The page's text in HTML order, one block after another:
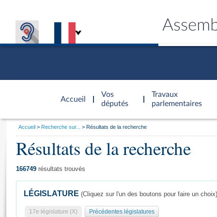
Accueil
d'accueil
Vos
députés
Travaux
parlementaires
Général
Vous
Accueil Recherche sur... Résultats de la recherche
Résultats de la recherche
166749 résultats trouvés
LÉGISLATURE (Cliquez sur l'un des boutons pour faire un choix)
17e législature (X) Précédentes législatures